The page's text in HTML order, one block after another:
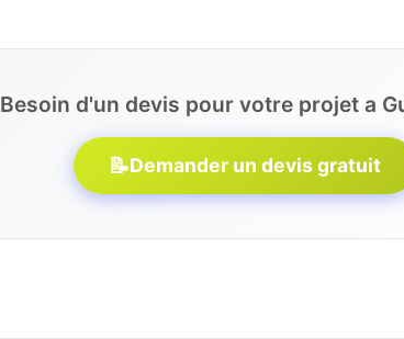
Besoin d'un devis pour votre projet a
📝Demander un devis gratuit